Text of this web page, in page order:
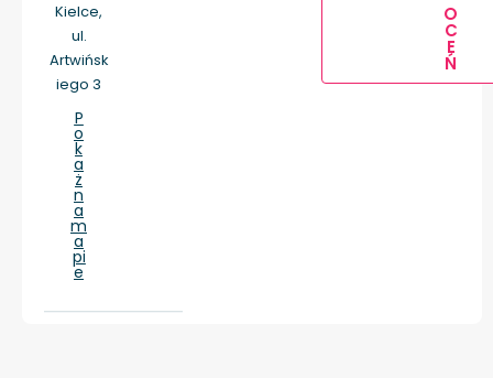
Kielce,
ul.
Artwińsk
iego 3
P
o
k
a
ż
n
a
m
a
pi
e
O
C
E
Ń